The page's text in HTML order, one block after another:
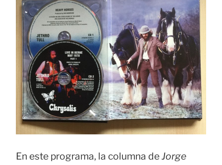
En este programa, la columna deJorge